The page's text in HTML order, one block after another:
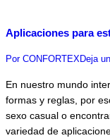
Aplicaciones para
Por CONFORTEXDeja
En nuestro mundo
formas y reglas, por
sexo casual o
variedad de